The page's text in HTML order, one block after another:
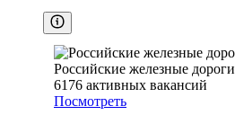
Российские железные дороги
6176 активных вакансий
Посмотреть